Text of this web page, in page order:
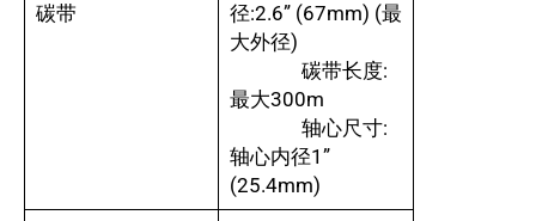
碳带
径:2.6” (67mm) (最
大外径)
碳带长度:
最大300m
轴心尺寸:
轴心内径1”
(25.4mm)